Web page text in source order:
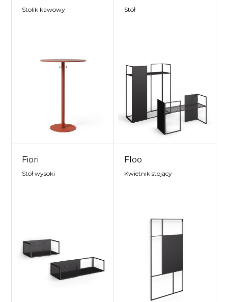
Stolik kawowy Stół
Fiori
Stół wysoki
Floo
Kwietnik stojący